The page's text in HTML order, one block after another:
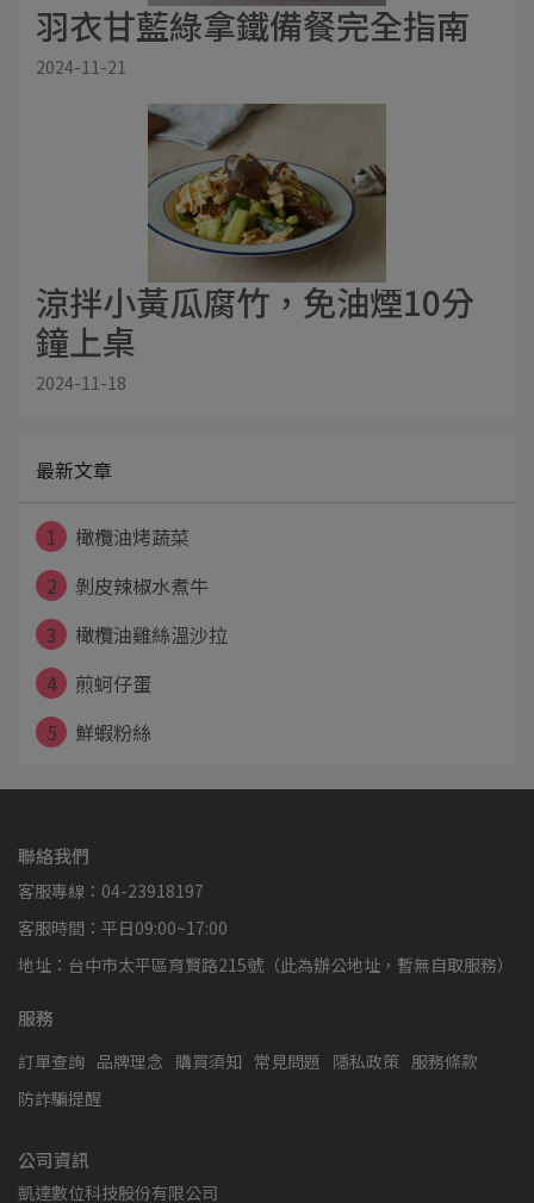
羽衣甘藍綠拿鐵備餐完全指南
2024-11-21
涼拌小黃瓜腐竹，免油煙10分
鐘上桌
2024-11-18
最新文章
1
橄欖油烤蔬菜
2
剝皮辣椒水煮牛
3
橄欖油雞絲溫沙拉
4
煎蚵仔蛋
5
鮮蝦粉絲
聯絡我們
客服專線：04-23918197
客服時間：平日09:00~17:00
地址：台中市太平區育賢路215號（此為辦公地址，暫無自取服務）
服務
訂單查詢 品牌理念 購買須知 常見問題 隱私政策 服務條款
防詐騙提醒
公司資訊
凱達數位科技股份有限公司